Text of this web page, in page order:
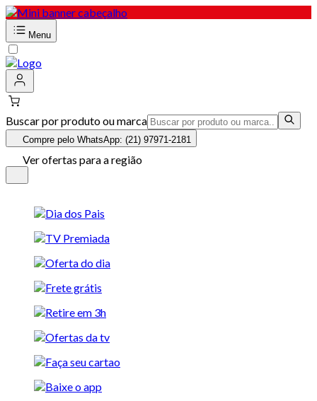
Menu
Buscar por produto ou marca
Compre pelo WhatsApp: (21) 97971-2181
Ver ofertas para a região